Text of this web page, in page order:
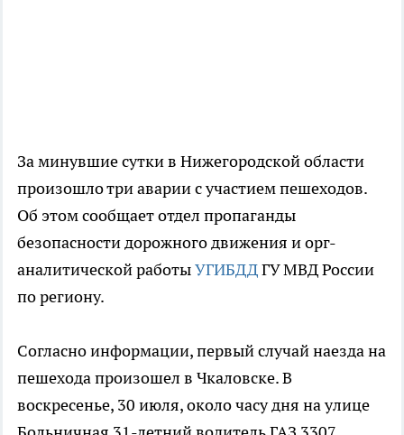
За минувшие сутки в Нижегородской области
произошло три аварии с участием пешеходов.
Об этом сообщает отдел пропаганды
безопасности дорожного движения и орг-
аналитической работыУГИБДДГУ МВД России
по региону.
Согласно информации, первый случай наезда на
пешехода произошел в Чкаловске. В
воскресенье, 30 июля, около часу дня на улице